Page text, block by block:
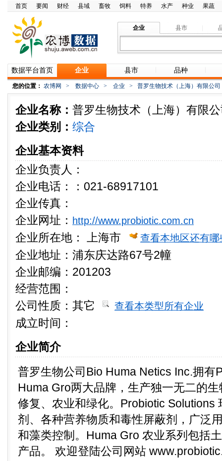
首页 要闻 财经 县域 畜牧 饲料 特养 水产 种业 果蔬
企业 县市
数据平台首页 企业 县市 品种
您的位置： 农博网 > 数据中心 > 企业 > 普罗生物技术（上海）有限公司
企业名称： 普罗生物技术（上海）有限
企业类别： 综合
企业基本资料
企业负责人：
企业电话：：021-68917101
企业传真：
企业网址： http://www.probiotic.com.cn
企业所在地： 上海市 查看本地区还有哪
企业地址：浦东庆达路67号2幢
企业邮编：201203
经营范围：
公司性质： 其它 查看本类型所有企业
成立时间：
企业简介
普罗生物公司Bio Huma Netics Inc.拥有
Huma Gro两大品牌，生产独一无二的
修复、农业和绿化。Probiotic Solutions
剂、各种营养物质和毒性屏蔽剂，广泛
和藻类控制。Huma Gro 农业系列包括
产品。 欢迎登陆公司网站